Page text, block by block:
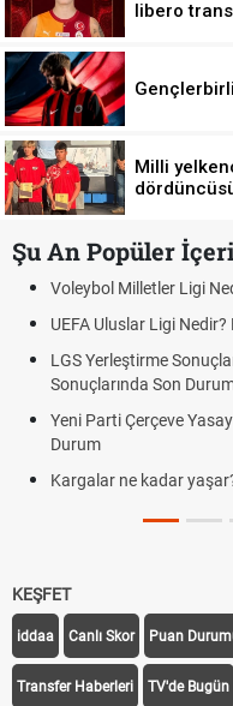
libero
Milli
Şu An Popüler
Son
gelir?
Çeyrek ne
Rüyada altın
Sabır duası,
sabır nasıl
Futbolda
KEŞFET
iddaa Canlı Skor Puan
Transfer Haberleri TV'de Bugün